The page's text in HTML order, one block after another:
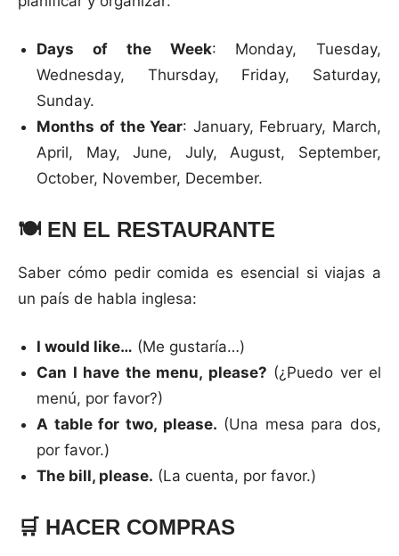
Days of the Week: Monday, Tuesday,
Wednesday, Thursday, Friday, Saturday,
Sunday.
Months of the Year: January, February, March,
April, May, June, July, August, September,
October, November, December.
🍽️ EN EL RESTAURANTE
Saber cómo pedir comida es esencial si viajas a
un país de habla inglesa:
I would like… (Me gustaría…)
Can I have the menu, please? (¿Puedo ver el
menú, por favor?)
A table for two, please. (Una mesa para dos,
por favor.)
The bill, please. (La cuenta, por favor.)
🛒 HACER COMPRAS